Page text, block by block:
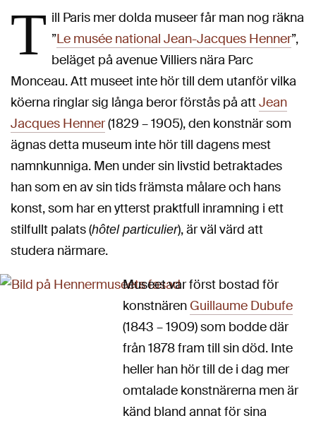
T ill Paris mer dolda museer får man nog räkna
”Le musée national Jean-Jacques Henner”,
beläget på avenue Villiers nära Parc
Monceau. Att museet inte hör till dem utanför vilka
köerna ringlar sig långa beror förstås på attJean
Jacques Henner(1829 – 1905), den konstnär som
ägnas detta museum inte hör till dagens mest
namnkunniga. Men under sin livstid betraktades
han som en av sin tids främsta målare och hans
konst, som har en ytterst praktfull inramning i ett
stilfullt palats (hôtel particulier), är väl värd att
studera närmare.
Museet var först bostad för
konstnären Guillaume Dubufe
(1843 – 1909) som bodde där
från 1878 fram till sin död. Inte
heller han hör till de i dag mer
omtalade konstnärerna men är
känd bland annat för sina